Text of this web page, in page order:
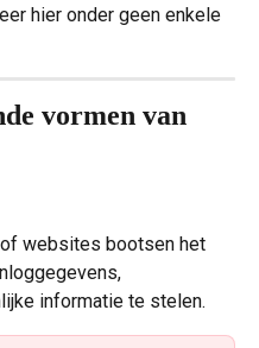
hier onder geen enkele
vormen van
websites bootsen het
informatie te stelen.